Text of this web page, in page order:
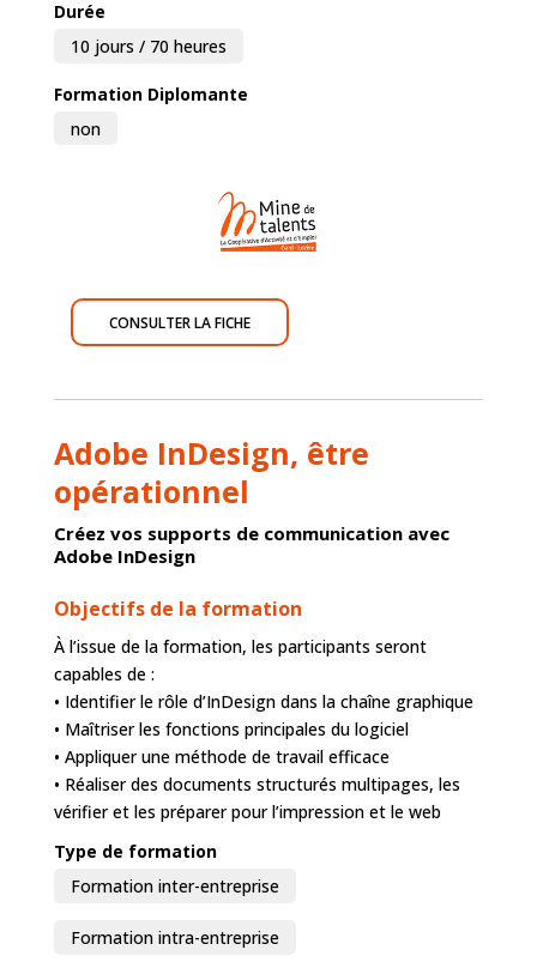
Durée
10 jours / 70 heures
Formation Diplomante
non
CONSULTER LA FICHE
Adobe InDesign, être
opérationnel
Créez vos supports de communication avec
Adobe InDesign
Objectifs de la formation
À l’issue de la formation, les participants seront
capables de :
• Identifier le rôle d’InDesign dans la chaîne graphique
• Maîtriser les fonctions principales du logiciel
• Appliquer une méthode de travail efficace
• Réaliser des documents structurés multipages, les
vérifier et les préparer pour l’impression et le web
Type de formation
Formation inter-entreprise
Formation intra-entreprise